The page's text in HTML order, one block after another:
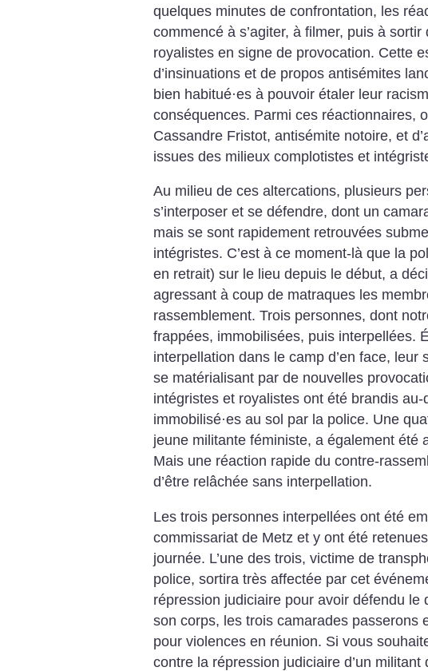
quelques minutes de confrontation, les
commencé à s’agiter, à filmer, puis à sortir
royalistes en signe de provocation. Cette
d’insinuations et de propos antisémites
bien habitué·es à pouvoir étaler leur
conséquences. Parmi ces réactionnaires,
Cassandre Fristot, antisémite notoire, et
issues des milieux complotistes et
Au milieu de ces altercations, plusieurs
s’interposer et se défendre, dont un
mais se sont rapidement retrouvées
intégristes. C’est à ce moment-là que la
en retrait) sur le lieu depuis le début, a
agressant à coup de matraques les
rassemblement. Trois personnes, dont
frappées, immobilisées, puis interpellées.
interpellation dans le camp d’en face, leur
se matérialisant par de nouvelles
intégristes et royalistes ont été brandis
immobilisé·es au sol par la police. Une
jeune militante féministe, a également été
Mais une réaction rapide du contre-
d’être relâchée sans interpellation.
Les trois personnes interpellées ont été
commissariat de Metz et y ont été
journée. L’une des trois, victime de
police, sortira très affectée par cet
répression judiciaire pour avoir défendu le
son corps, les trois camarades passerons
pour violences en réunion. Si vous
contre la répression judiciaire d’un militant